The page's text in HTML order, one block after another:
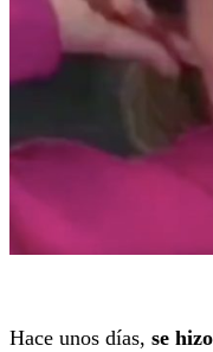
Hace unos días, se